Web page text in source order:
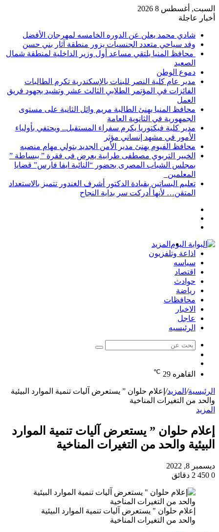
السبت, أغسطس 8 2026
أخبار عاجلة
شادي محمد يعلن عن الدوره الخامسه لمهرجان الأفضل
وفد سياحي متعدد الجنسيات يزور منطقة آثار بني حسن
محافظ المنيا يلتقي مساعد أول وزير الداخلية لمنطقة شمال
الصعيد
دموع الوطن
مدير عام كلية النصر للبنات بالإسكندرية تكرم الطالبات
الفائزات في المؤتمر الطلابي الثالث عشر وتشيد بجهود فريق
العمل
محافظ المنيا يهنئ الطالبة مريم وائل الثانية على مستوى
الجمهورية في الثانوية العامة
مدير كلية فيكتوريا يكرم سفراء المستقبل.. ويحتفي بأولياء
الأمور في مشهد إنساني مؤثر
محافظ الفيوم يهنئ مدير الأمن الجديد بتولي مهام منصبه
الخبير التربوي مصطفى طرابية يعرض فى فقرة ” ببساطة ”
بمجلس الشباب المصرى بحضور “النائبة ايفا فارس” قضايا
المعلمين
تعليم البساتين بقيادة الدكتور أشرف الغندور تتميز بالاستعداد
المتقن… لأنها أدركت سر بداية النجاح
المزيد
اذاعة وتلفزيون
سياسه
اقتصاد
حوادث
رياضة
محافظات
الاخبار
عاجل
الرئيسيه
بحث
عشوائي
القاهره 29
℃
الرئيسية/ المزيد/ إعلام حلوان ” يستعرض آليات تنمية الموارد البيئية
والحد من التغيرات المناخية
المزيد
إعلام حلوان ” يستعرض آليات تنمية الموارد
البيئية والحد من التغيرات المناخية
ديسمبر 8, 2022
0
2 دقائق
إعلام حلوان " يستعرض آليات تنمية الموارد البيئية
والحد من التغيرات المناخية